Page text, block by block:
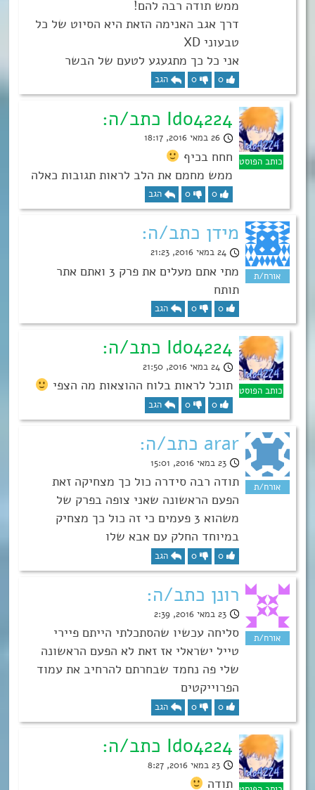
ממש תודה רבה להם!
דרך אגב האנימה הזאת היא הסיוט של כל
טבעוני XD
אני כל כך מתגעגע לטעם של הבשר
0
0 הגב
Ido4224 כתב/ה:
26 במאי 2016, 18:17
חחח בכיף
ממש מחמם את הלב לראות תגובות כאלה
0
0 הגב
מידן כתב/ה:
24 במאי 2016, 21:23
מתי אתם מעלים את פרק 3 ואתם אתר
תותח
0
0 הגב
Ido4224 כתב/ה:
24 במאי 2016, 21:50
תוכל לראות בלוח ההוצאות מה הצפי
0
0 הגב
arar כתב/ה:
23 במאי 2016, 15:01
תודה רבה סידרה כול כך מצחיקה זאת
הפעם הראשונה שאני צופה בפרק של
משהוא 3 פעמים כי זה כול כך מצחיק
במיוחד החלק עם אבא שלו
0
0 הגב
רונן כתב/ה:
23 במאי 2016, 2:39
סליחה עכשיו שהסתכלתי הייתם פיירי
טייל ישראלי אז זאת לא הפעם הראשונה
שלי פה נחמד שבחרתם להרחיב את עמוד
הפרוייקטים
0
0 הגב
Ido4224 כתב/ה:
23 במאי 2016, 8:27
תודה